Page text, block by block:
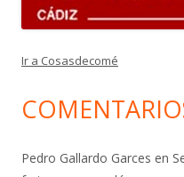
Ir a Cosasdecomé
Pedro Gallardo Garces en